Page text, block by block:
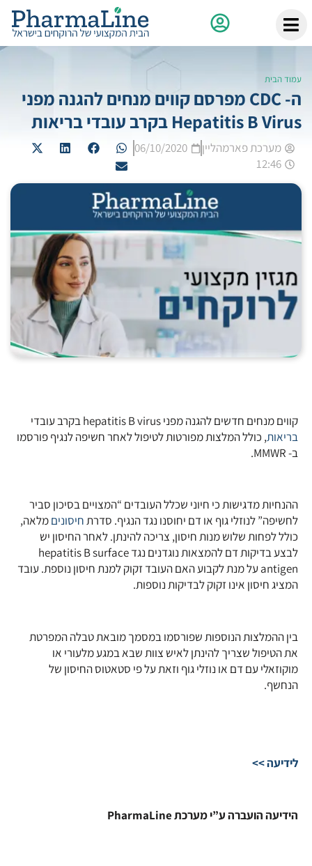
עמוד הבית
ה- CDC מפרסם קווים מנחים להגנה מפני
Hepatitis B Virus בקרב עובדי בריאות
מערכת פארמהליין
06/10/2020
12:46
קווים מנחים חדשים להגנה מפני hepatitis B virus בקרב עובדי
בריאות, כולל המלצות מפורטות לטיפול לאחר חשיפה לנגיף פורסמו
ב- MMWR.
ההנחיות מדגישות כי חיוני שכלל העובדים “המצויים בסיכון סביר
לחשיפה” לנוזלי גוף או דם יחוסנו נגד הנגיף. סדרתחיסוניםמלאה,
כולל לפחות שלוש מנות חיסון, צריכה להינתן. לאחר החיסון יש
לבצע בדיקות דם להמצאות נוגדנים נגד hepatitis B surface
antigen על מנת לקבוע האם העובד זקוק למנת חיסון נוספת. עובד
המציג חיסון אינו זקוק לבדיקות נוספות.
בין ההמלצות הנוספות שפורסמו במסמך מובאת טבלה המפרטת
את הטיפול שצריך להינתן לאיש צוות שבא במגע מלעורי או
מוקוזאלי עם דם או נוזלי גוף וזאת על פי סטאטוס החיסון של
הנחשף.
לידיעה >>
הידיעה הועברה ע”י מערכת PharmaLine